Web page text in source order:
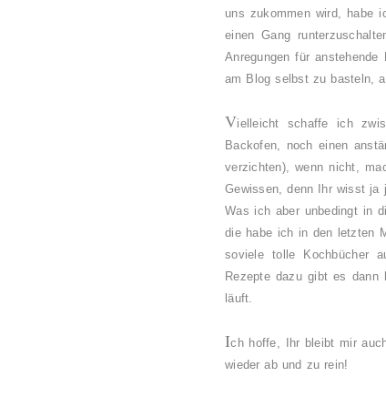
uns zukommen wird, habe
einen Gang
Anregungen für
am Blog selbst zu basteln,
Vielleicht schaffe ich
Backofen, noch einen
verzichten), wenn nicht,
Gewissen, denn Ihr wisst ja
Was ich aber unbedingt in
die habe ich in den letzten
soviele tolle Kochbücher
Rezepte dazu gibt es dann
läuft.
Ich hoffe, Ihr bleibt mir
wieder ab und zu rein!